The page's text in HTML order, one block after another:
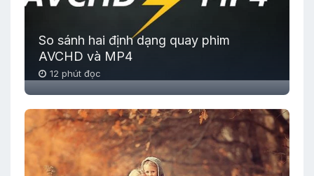
So sánh hai định dạng quay phim
AVCHD và MP4
12 phút đọc